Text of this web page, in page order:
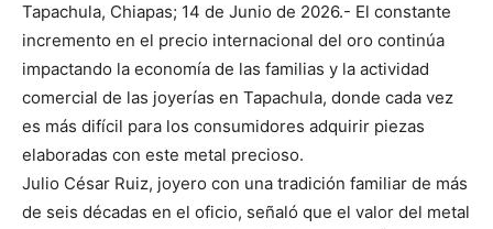
Tapachula, Chiapas; 14 de Junio de 2026.- El constante
incremento en el precio internacional del oro continúa
impactando la economía de las familias y la actividad
comercial de las joyerías en Tapachula, donde cada vez
es más difícil para los consumidores adquirir piezas
elaboradas con este metal precioso.
Julio César Ruiz, joyero con una tradición familiar de más
de seis décadas en el oficio, señaló que el valor del metal